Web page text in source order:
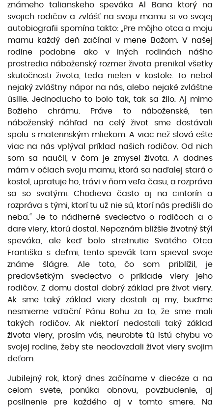
známeho talianskeho speváka Al Bana ktorý na
svojich rodičov a zvlášť na svoju mamu si vo svojej
autobiografii spomína takto: „Pre môjho otca a moju
mamu každý deň začínal v mene Božom. V našej
rodine podobne ako v iných rodinách nášho
prostredia náboženský rozmer života prenikal všetky
skutočnosti života, teda nielen v kostole. To nebol
nejaký zvláštny nápor na nás, alebo nejaké zvláštne
úsilie. Jednoducho to bolo tak, tak sa žilo. Aj mimo
Božieho chrámu. Práve to náboženské, ten
náboženský náhľad na celý život sme dostávali
spolu s materinským mliekom. A viac než slová ešte
viac na nás vplýval príklad našich rodičov. Od nich
som sa naučil, v čom je zmysel života. A dodnes
mám v očiach svoju mamu, ktorá sa naďalej stará o
kostol, upratuje ho, trávi v ňom veľa času, a rozpráva
sa so svätými. Chodieva často aj na cintorín a
rozpráva s tými, ktorí tu už nie sú, ktorí nás predišli do
neba.“ Je to nádherné svedectvo o rodičoch a o
dare viery, ktorú dostal. Nepoznám bližšie životný štýl
speváka, ale keď bolo stretnutie Svätého Otca
Františka s deťmi, tento spevák tam spieval svoje
známe šlágre. Ale toto, čo som priblížil, je
predovšetkým svedectvo o príklade viery jeho
rodičov. Z domu dostal dobrý základ pre život viery.
Ak sme taký základ viery dostali aj my, buďme
nesmierne vďační Pánu Bohu za to, že sme mali
takých rodičov. Ak niektorí nedostali taký základ
života viery, prosím vás, neurobte tú istú chybu vo
svojej rodine, žeby ste neodovzdali život viery svojim
deťom.
Jubilejný rok, ktorý dnes začíname v diecéze a na
celom svete, ponúka obnovu, povzbudenie, aj
posilnenie pre každého aj v tomto smere. Na